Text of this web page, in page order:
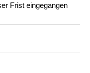
Frist eingegangen